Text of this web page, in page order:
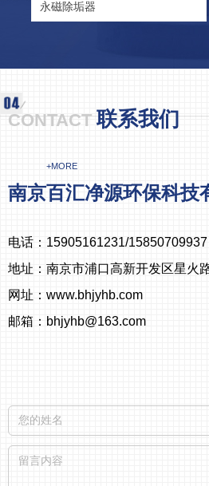
永磁除垢器
CONTACT 联系我们
+MORE
南京百汇净源环保科技
电话：15905161231/15850709937
地址：南京市浦口高新开发区星火
网址：www.bhjyhb.com
邮箱：bhjyhb@163.com